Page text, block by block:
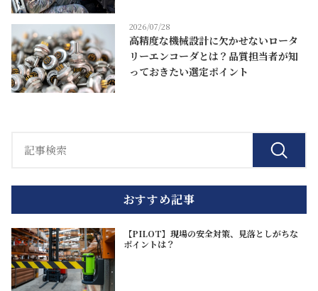
2026/07/28
高精度な機械設計に欠かせないロータ
リーエンコーダとは？品質担当者が知
っておきたい選定ポイント
おすすめ記事
【PILOT】現場の安全対策、見落としがちな
ポイントは？